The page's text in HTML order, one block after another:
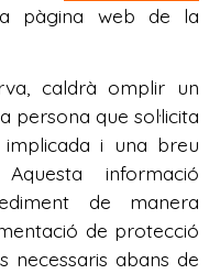
pàgina web de la
caldrà omplir un
persona que sol·licita
i una breu
informació
de manera
de protecció
necessaris abans de